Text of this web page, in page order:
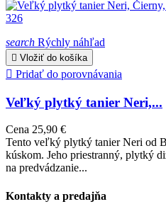
search Rýchly náhľad
 Vložiť do košíka
 Pridať do porovnávania
Veľký plytký tanier Neri,...
Cena 25,90 €
Tento veľký plytký tanier Neri od
kúskom. Jeho priestranný, plytký
na predvádzanie...
Kontakty a predajňa